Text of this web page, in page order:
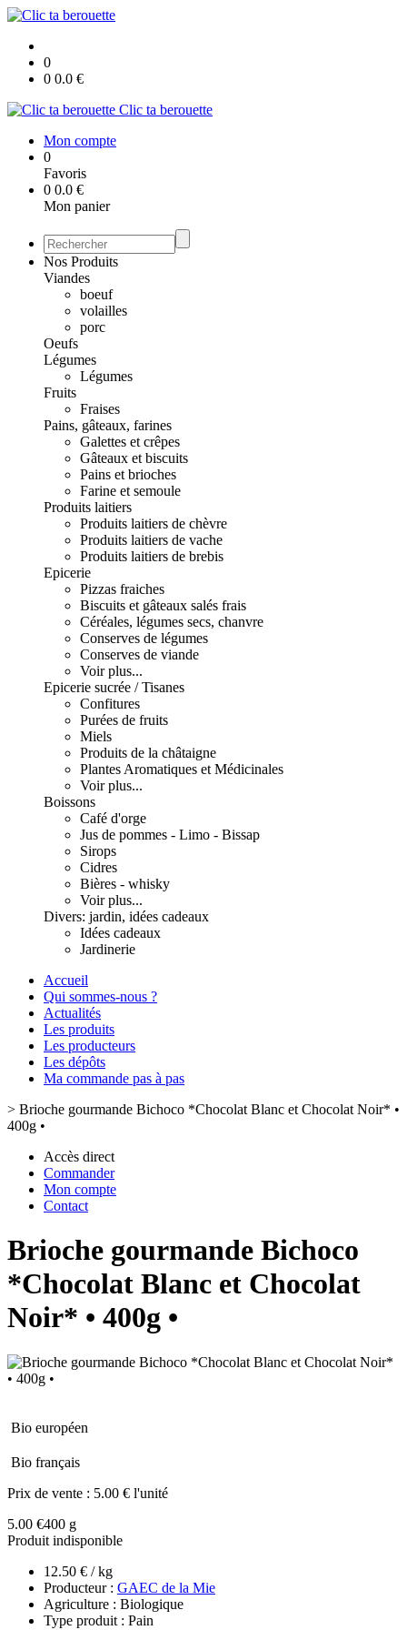
0
0 0.0 €
Clic ta berouette
Mon compte
0
Favoris
0 0.0 €
Mon panier
Nos Produits
Viandes
boeuf
volailles
porc
Oeufs
Légumes
Légumes
Fruits
Fraises
Pains, gâteaux, farines
Galettes et crêpes
Gâteaux et biscuits
Pains et brioches
Farine et semoule
Produits laitiers
Produits laitiers de chèvre
Produits laitiers de vache
Produits laitiers de brebis
Epicerie
Pizzas fraiches
Biscuits et gâteaux salés frais
Céréales, légumes secs, chanvre
Conserves de légumes
Conserves de viande
Voir plus...
Epicerie sucrée / Tisanes
Confitures
Purées de fruits
Miels
Produits de la châtaigne
Plantes Aromatiques et Médicinales
Voir plus...
Boissons
Café d'orge
Jus de pommes - Limo - Bissap
Sirops
Cidres
Bières - whisky
Voir plus...
Divers: jardin, idées cadeaux
Idées cadeaux
Jardinerie
Accueil
Qui sommes-nous ?
Actualités
Les produits
Les producteurs
Les dépôts
Ma commande pas à pas
> Brioche gourmande Bichoco *Chocolat Blanc et Chocolat Noir* •
400g •
Accès direct
Commander
Mon compte
Contact
Brioche gourmande Bichoco
*Chocolat Blanc et Chocolat
Noir* • 400g •
Bio européen
Bio français
Prix de vente : 5.00 € l'unité
5.00 €400 g
Produit indisponible
12.50 € / kg
Producteur : GAEC de la Mie
Agriculture : Biologique
Type produit : Pain